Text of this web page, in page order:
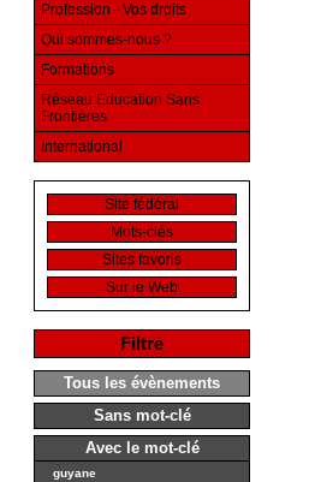
Profession - Vos droits
Qui sommes-nous ?
Formations
Réseau Education Sans
Frontières
International
Site fédéral
Mots-clés
Sites favoris
Sur le Web
Filtre
Tous les évènements
Sans mot-clé
Avec le mot-clé
guyane